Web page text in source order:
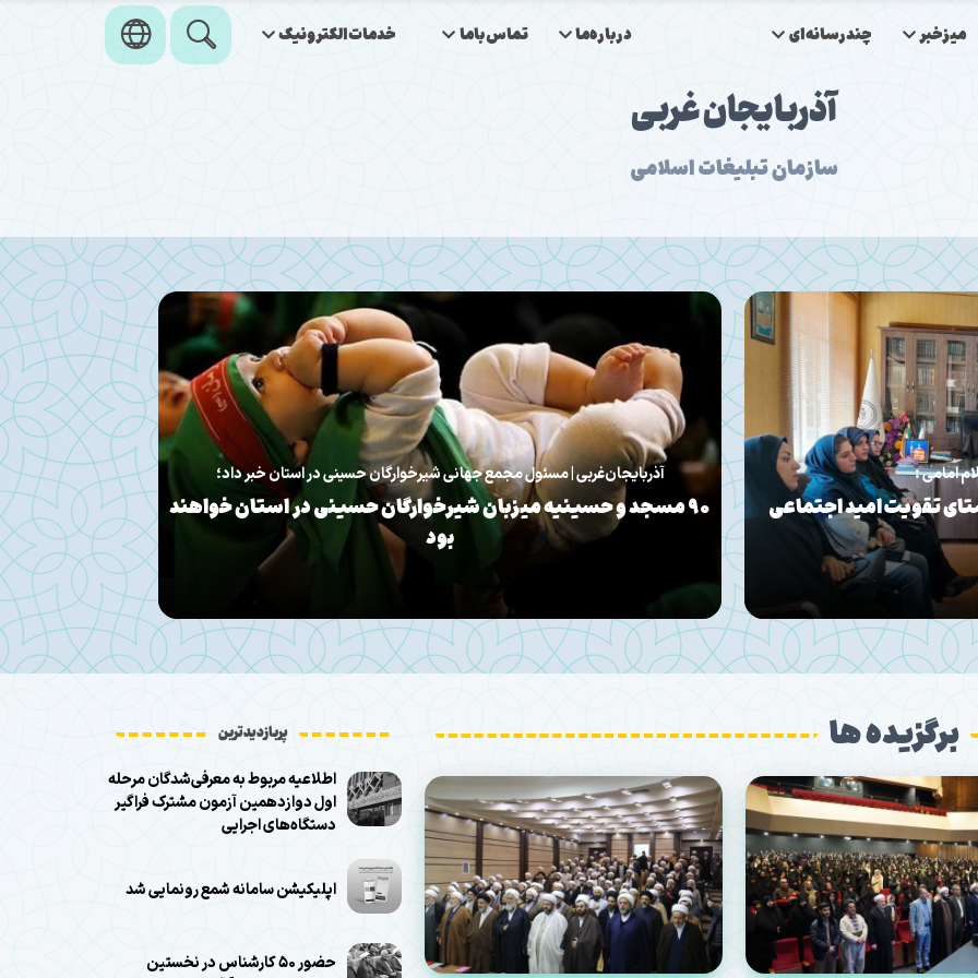
میزخبر چندرسانه‌ای درباره‌ما تماس‌باما خدمات‌الکترونیک
آذربایجان غربی
سازمان تبلیغات اسلامی
حسینی در استان خبر داد؛
حسینی در استان خواهند
آذربایجان‌غربی | درماه محرم ۱۴۰۵؛
۱۲۵۰ هیئت آماده برپایی عزای سالار شهیدان می شوند
برگزیده ها پربازدیدترین
اطلاعیه مربوط به معرفی‌شدگان مرحله
اول دوازدهمین آزمون مشترک فراگیر
دستگاه‌های اجرایی
اپلیکیشن سامانه شمع رونمایی شد
حضور ۵۰ کارشناس در نخستین